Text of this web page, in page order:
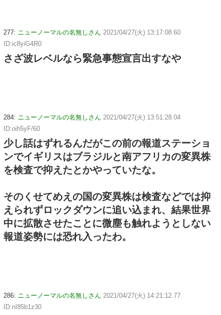
277: ニューノーマルの名無しさん 2021/04/27(火) 13:17:08.60
ID:ic8yiG4R0
さざ波レベルなら緊急事態宣言出すなや
284: ニューノーマルの名無しさん 2021/04/27(火) 13:51:28.04
ID:oih5yF/60
少し話はずれるんだがこの前の報道ステーショ
ンでイギリスはブラジルと南アフリカの変異株
を検査で抑えたとかやっていたな。
そのくせてめえの国の変異株は検査などでは抑
えられずロックダウンに追い込まれ、結果世界
中に拡散させたことに微塵も触れようとしない
報道姿勢には恐れ入ったわ。
286: ニューノーマルの名無しさん 2021/04/27(火) 14:21:12.77
ID:nI85b1z30